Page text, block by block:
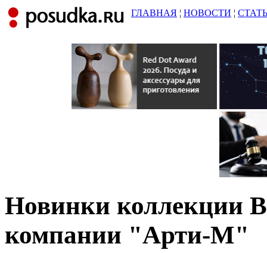
ГЛАВНАЯ ¦ НОВОСТИ ¦
Новинки коллекции
компании "Арти-М"